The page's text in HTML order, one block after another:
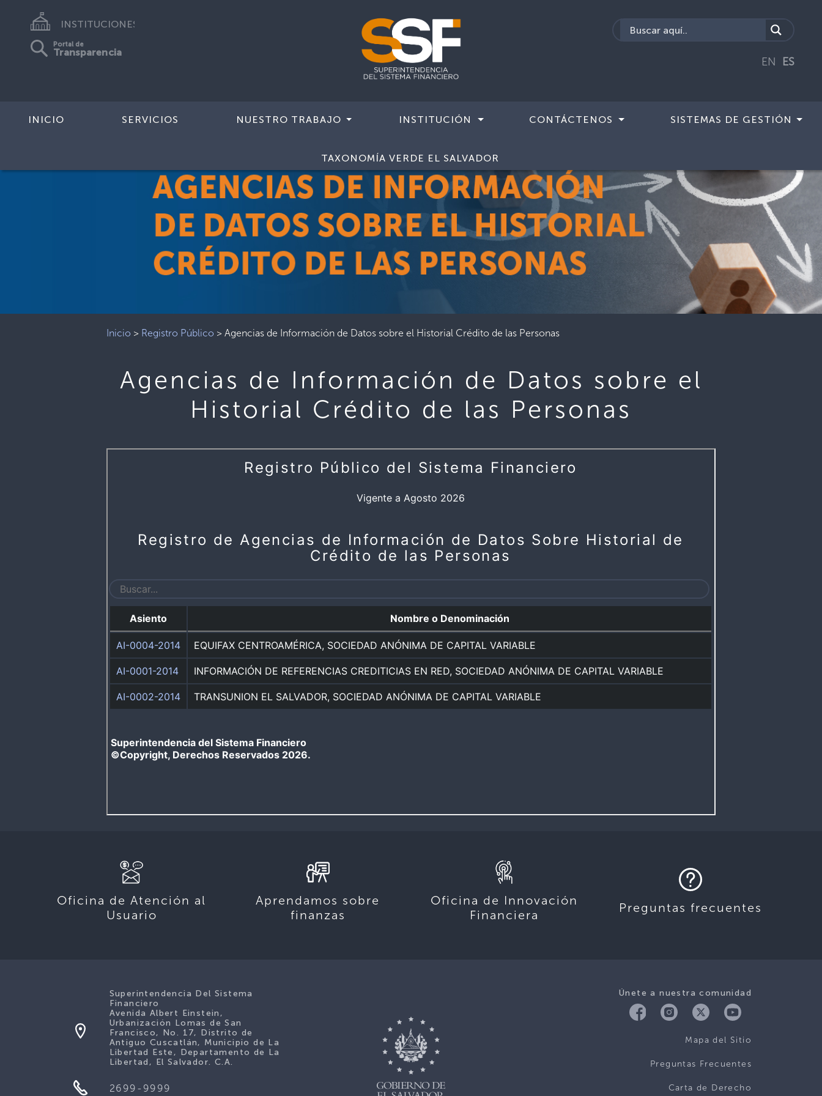
INSTITUCIONES
Portal de
Transparencia
EN ES
INICIO SERVICIOS NUESTRO TRABAJO INSTITUCIÓN CONTÁCTENOS SISTEMAS DE GESTIÓN
TAXONOMÍA VERDE EL SALVADOR
Inicio > Registro Público >Agencias de Información de Datos sobre el Historial Crédito de las Personas
Agencias de Información de Datos sobre el
Historial Crédito de las Personas
Oficina de Atención al
Usuario
Aprendamos sobre
finanzas
Oficina de Innovación
Financiera
Preguntas frecuentes
Únete a nuestra comunidad
Mapa del Sitio
Preguntas Frecuentes
Carta de Derecho
Superintendencia Del Sistema
Financiero
Avenida Albert Einstein,
Urbanización Lomas de San
Francisco, No. 17, Distrito de
Antiguo Cuscatlán, Municipio de La
Libertad Este, Departamento de La
Libertad, El Salvador. C.A.
2699-9999